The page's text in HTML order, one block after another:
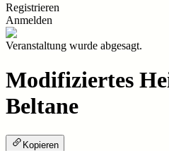
Registrieren
Anmelden
Veranstaltung wurde abgesagt.
Modifiziertes
Beltane
Kopieren